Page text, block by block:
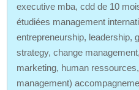
executive mba, cdd de 10
étudiées management
entrepreneurship, leadership,
strategy, change
marketing, human
management)